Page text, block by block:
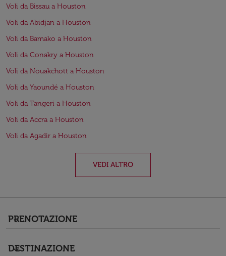
Voli da Bissau a Houston
Voli da Abidjan a Houston
Voli da Bamako a Houston
Voli da Conakry a Houston
Voli da Nouakchott a Houston
Voli da Yaoundé a Houston
Voli da Tangeri a Houston
Voli da Accra a Houston
Voli da Agadir a Houston
VEDI ALTRO
PRENOTAZIONE
keyboard_arrow_down
DESTINAZIONE
keyboard_arrow_down